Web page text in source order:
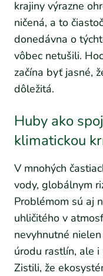
krajiny výrazne
ničená, a to
donedávna o
vôbec netušili.
začína byť jasné,
dôležitá.
Huby ako
klimatickou
V mnohých
vody, globálnym
Problémom sú aj
uhličitého v
nevyhnutné
úrodu rastlín, ale
Zistili, že